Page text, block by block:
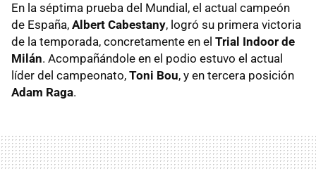
En la séptima prueba del Mundial, el actual campeón
de España, Albert Cabestany, logró su primera victoria
de la temporada, concretamente en el Trial Indoor de
Milán. Acompañándole en el podio estuvo el actual
líder del campeonato, Toni Bou, y en tercera posición
Adam Raga.